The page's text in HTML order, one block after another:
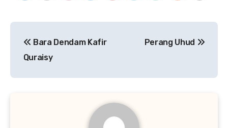
pos
Bara Dendam Kafir
Quraisy
Perang Uhud